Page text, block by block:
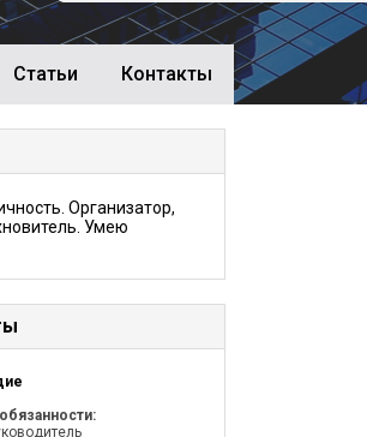
Cтатьи Контакты
Организатор,
Умею